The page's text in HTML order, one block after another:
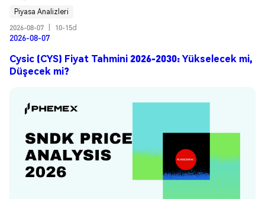
Piyasa Analizleri
2026-08-07
10-15d
2026-08-07
Cysic (CYS) Fiyat Tahmini 2026-2030: Yükselecek mi,
Düşecek mi?